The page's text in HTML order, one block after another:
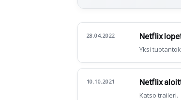
28.04.2022 Netflix
Yksi
10.10.2021 Netflix
Katso traileri.